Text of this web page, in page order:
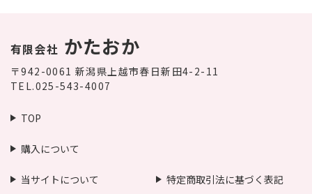
有限会社 かたおか
〒942-0061 新潟県上越市春日新田4-2-11
TEL.025-543-4007
TOP
購入について
当サイトについて 特定商取引法に基づく表記